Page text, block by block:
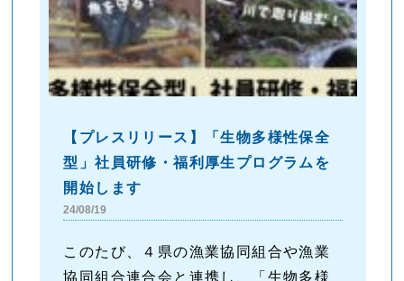
【プレスリリース】「生物多様性保全
型」社員研修・福利厚生プログラムを
開始します
24/08/19
このたび、４県の漁業協同組合や漁業
協同組合連合会と連携し、「生物多様